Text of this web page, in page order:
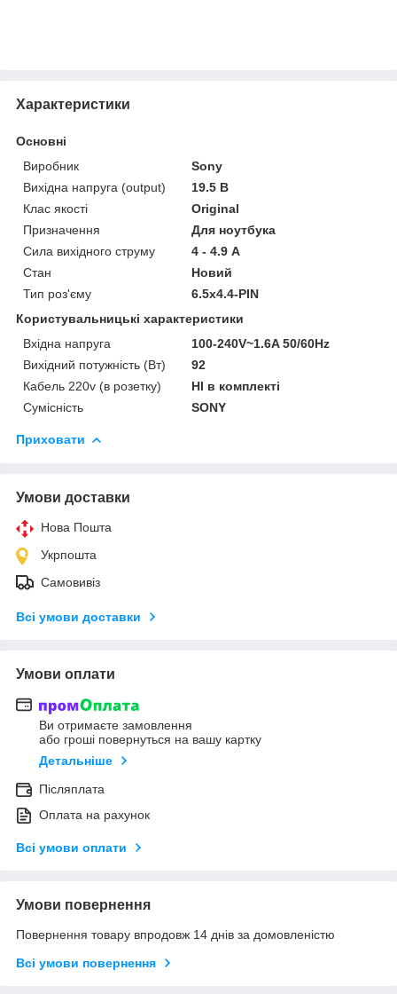
Характеристики
Основні
Виробник
Sony
Вихідна напруга (output)
19.5 В
Клас якості
Original
Призначення
Для ноутбука
Сила вихідного струму
4 - 4.9 А
Стан
Новий
Тип роз'єму
6.5х4.4-PIN
Користувальницькі характеристики
Вхідна напруга
100-240V~1.6A 50/60Hz
Вихідний потужність (Вт)
92
Кабель 220v (в розетку)
НІ в комплекті
Сумісність
SONY
Приховати
Умови доставки
Нова Пошта
Укрпошта
Самовивіз
Всі умови доставки
Умови оплати
Ви отримаєте замовлення
або гроші повернуться на вашу картку
Детальніше
Післяплата
Оплата на рахунок
Всі умови оплати
Умови повернення
Повернення товару впродовж 14 днів за домовленістю
Всі умови повернення